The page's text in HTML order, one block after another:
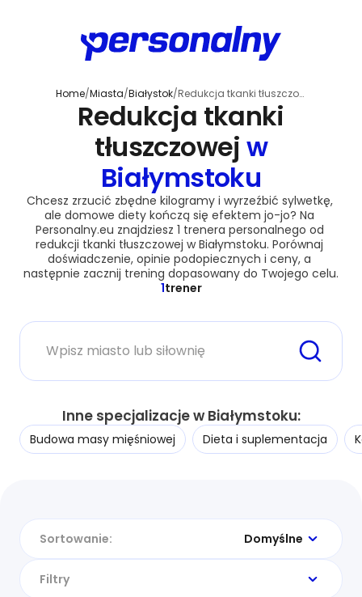
Home/Miasta/Białystok/ Redukcja tkanki tłuszczowej
Redukcja tkanki
tłuszczowej w
Białymstoku
Chcesz zrzucić zbędne kilogramy i wyrzeźbić sylwetkę,
ale domowe diety kończą się efektem jo-jo? Na
Personalny.eu znajdziesz 1 trenera personalnego od
redukcji tkanki tłuszczowej w Białymstoku. Porównaj
doświadczenie, opinie podopiecznych i ceny, a
następnie zacznij trening dopasowany do Twojego celu.
1trener
Miasto lub siłownia
Inne specjalizacje w Białymstoku:
Budowa masy mięśniowej Dieta i suplementacja
Sortowanie: Domyślne
Filtry